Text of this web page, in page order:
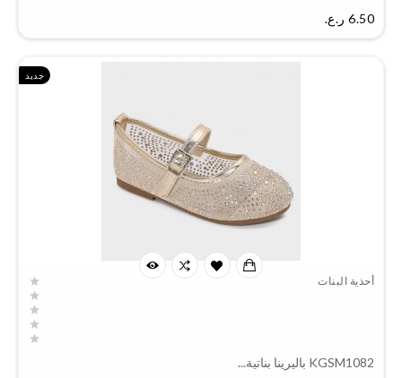
6.50 ر.ع.‏
جديد
أحذية البنات
KGSM1082 باليرينا بناتية...